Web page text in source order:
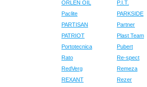
ORLEN OIL
P.I.T.
Paclite
PARKSIDE
PARTISAN
Partner
PATRIOT
Plast Team
Portotecnica
Pubert
Rato
Re-spect
RedVerg
Remeza
REXANT
Rezer